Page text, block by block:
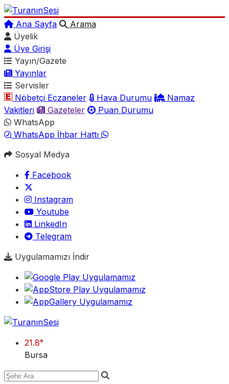
Ana Sayfa
Arama
Üyelik
Üye Girişi
Yayın/Gazete
Yayınlar
Servisler
Nöbetçi Eczaneler
Hava Durumu
Namaz
Vakitleri
Gazeteler
Puan Durumu
WhatsApp
WhatsApp İhbar Hattı
Sosyal Medya
Facebook
Instagram
Youtube
LinkedIn
Telegram
Uygulamamızı İndir
21.8°
Bursa